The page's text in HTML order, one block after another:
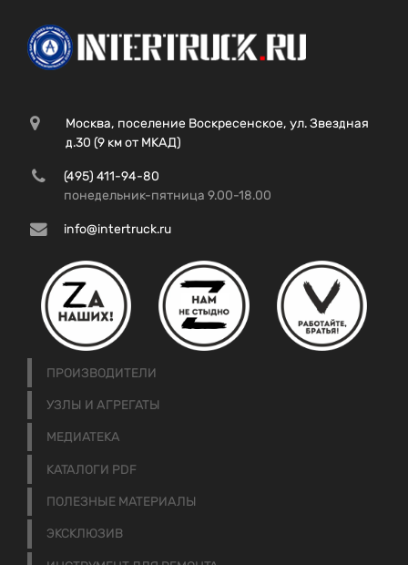
Москва, поселение Воскресенское, ул. Звездная
д.30 (9 км от МКАД)
(495) 411-94-80
понедельник-пятница 9.00-18.00
info@intertruck.ru
ПРОИЗВОДИТЕЛИ
УЗЛЫ И АГРЕГАТЫ
МЕДИАТЕКА
КАТАЛОГИ PDF
ПОЛЕЗНЫЕ МАТЕРИАЛЫ
ЭКСКЛЮЗИВ